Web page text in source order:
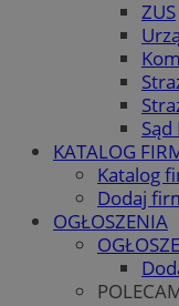
ZUS
KATALOG
Katalog
Dodaj
OGŁOSZENIA